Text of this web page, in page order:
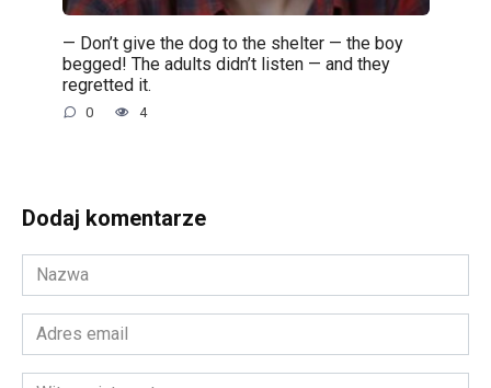
— Don’t give the dog to the shelter — the boy
begged! The adults didn’t listen — and they
regretted it.
0 4
Dodaj komentarze
Nazwa
*
Adres
email
*